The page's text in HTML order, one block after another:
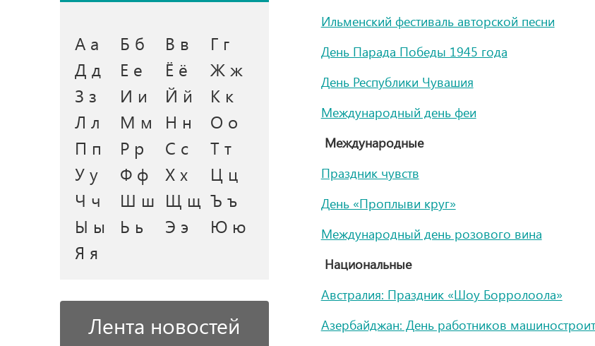
А а Б б В в
Г г
Д д
Е е Ё ё
Ж ж
З з
И и Й й
К к
Л л
М м Н н
О о
П п
Р р С с
Т т
У у
Ф ф Х х
Ц ц
Ч ч
Ш ш Щ щ Ъ ъ
Ы ы
Ь ь Э э
Ю ю
Я я
Лента новостей
Ильменский фестиваль авторской песни
День Парада Победы 1945 года
День Республики Чувашия
Международный день феи
Международные
Праздник чувств
День «Проплыви круг»
Международный день розового вина
Национальные
Австралия: Праздник «Шоу Борролоола»
Азербайджан: День работников